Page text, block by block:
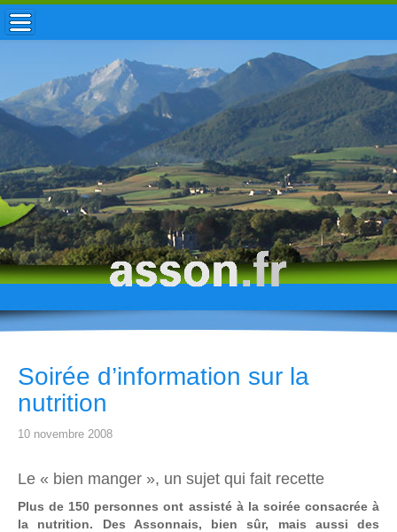
ACCUEIL / INFOS
MUNICIPALITÉ
VIE LOCALE
ENFANCE
TOURISME
HISTOIRE
Soirée d’information sur la
nutrition
10 novembre 2008
Le « bien manger », un sujet qui fait recette
Plus de 150 personnes ont assisté à la soirée consacrée à
la nutrition. Des Assonnais, bien sûr, mais aussi des